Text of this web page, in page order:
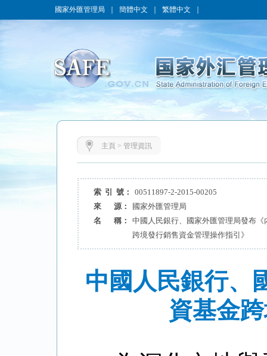
國家外匯管理局 簡體中文 繁體中文
主頁 > 管理資訊
索 引 號：
00511897-2-2015-00205
來 源：
國家外匯管理局
名 稱：
中國人民銀行、國家外匯管理局發布
跨境發行銷售資金管理操作指引》
中國人民銀行、
資基金